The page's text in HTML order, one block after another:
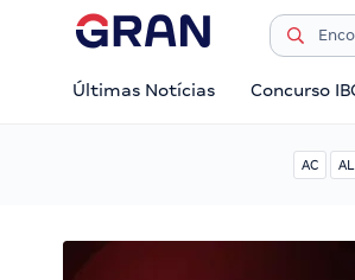
Últimas Notícias Concurso
AC AL